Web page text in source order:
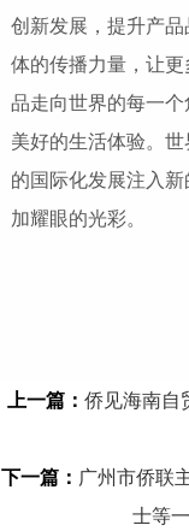
创新发展，提升产
体的传播力量，让
品走向世界的每一
美好的生活体验。
的国际化发展注入
加耀眼的光彩。
上一篇： 侨见海南自
下一篇： 广州市侨联
士等